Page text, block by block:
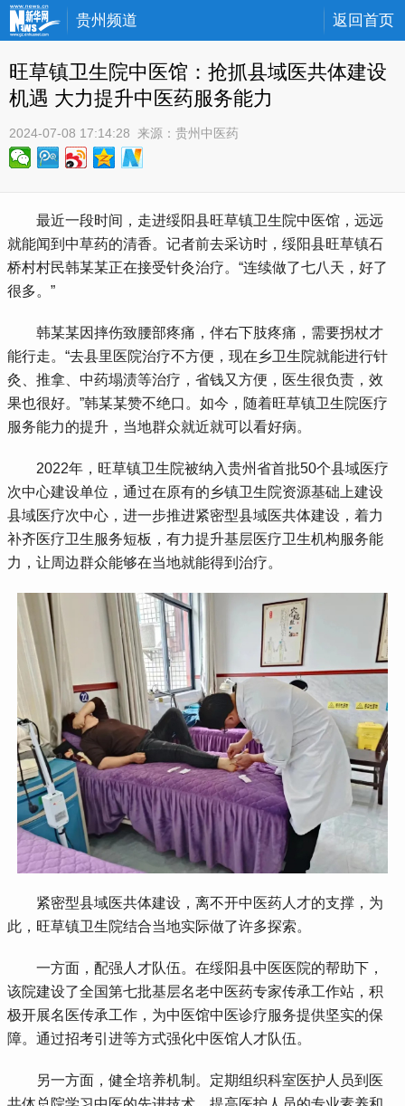
贵州频道 返回首页
旺草镇卫生院中医馆：抢抓县域医共体建设
机遇 大力提升中医药服务能力
2024-07-08 17:14:28 来源： 贵州中医药
最近一段时间，走进绥阳县旺草镇卫生院中医馆，远远
就能闻到中草药的清香。记者前去采访时，绥阳县旺草镇石
桥村村民韩某某正在接受针灸治疗。“连续做了七八天，好了
很多。”
韩某某因摔伤致腰部疼痛，伴右下肢疼痛，需要拐杖才
能行走。“去县里医院治疗不方便，现在乡卫生院就能进行针
灸、推拿、中药塌渍等治疗，省钱又方便，医生很负责，效
果也很好。”韩某某赞不绝口。如今，随着旺草镇卫生院医疗
服务能力的提升，当地群众就近就可以看好病。
2022年，旺草镇卫生院被纳入贵州省首批50个县域医疗
次中心建设单位，通过在原有的乡镇卫生院资源基础上建设
县域医疗次中心，进一步推进紧密型县域医共体建设，着力
补齐医疗卫生服务短板，有力提升基层医疗卫生机构服务能
力，让周边群众能够在当地就能得到治疗。
紧密型县域医共体建设，离不开中医药人才的支撑，为
此，旺草镇卫生院结合当地实际做了许多探索。
一方面，配强人才队伍。在绥阳县中医医院的帮助下，
该院建设了全国第七批基层名老中医药专家传承工作站，积
极开展名医传承工作，为中医馆中医诊疗服务提供坚实的保
障。通过招考引进等方式强化中医馆人才队伍。
另一方面，健全培养机制。定期组织科室医护人员到医